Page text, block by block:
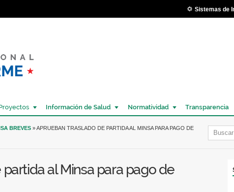
Sistemas de
Información de Salud Normatividad Transparencia
BREVES » APRUEBAN TRASLADO DE PARTIDA AL MINSA PARA PAGO DE
al Minsa para pago de